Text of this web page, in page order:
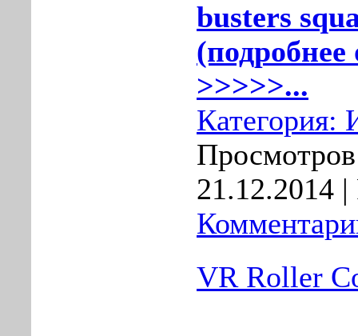
busters
(подробнее
>>>>>...
Категория:
21.12.2014 |
VR Roller